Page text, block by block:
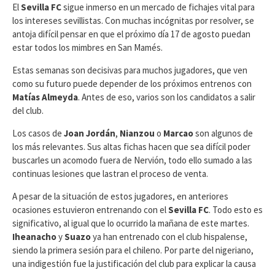
ElSevilla FCsigue inmerso en un mercado de fichajes vital para
los intereses sevillistas. Con muchas incógnitas por resolver, se
antoja difícil pensar en que el próximo día 17 de agosto puedan
estar todos los mimbres en San Mamés.
Estas semanas son decisivas para muchos jugadores, que ven
como su futuro puede depender de los próximos entrenos con
Matías Almeyda. Antes de eso, varios son los candidatos a salir
del club.
Los casos de Joan Jordán, Nianzou o Marcaoson algunos de
los más relevantes. Sus altas fichas hacen que sea difícil poder
buscarles un acomodo fuera de Nervión, todo ello sumado a las
continuas lesiones que lastran el proceso de venta.
A pesar de la situación de estos jugadores, en anteriores
ocasiones estuvieron entrenando con elSevilla FC. Todo esto es
significativo, al igual que lo ocurrido la mañana de este martes.
IheanachoySuazoya han entrenado con el club hispalense,
siendo la primera sesión para el chileno. Por parte del nigeriano,
una indigestión fue la justificación del club para explicar la causa